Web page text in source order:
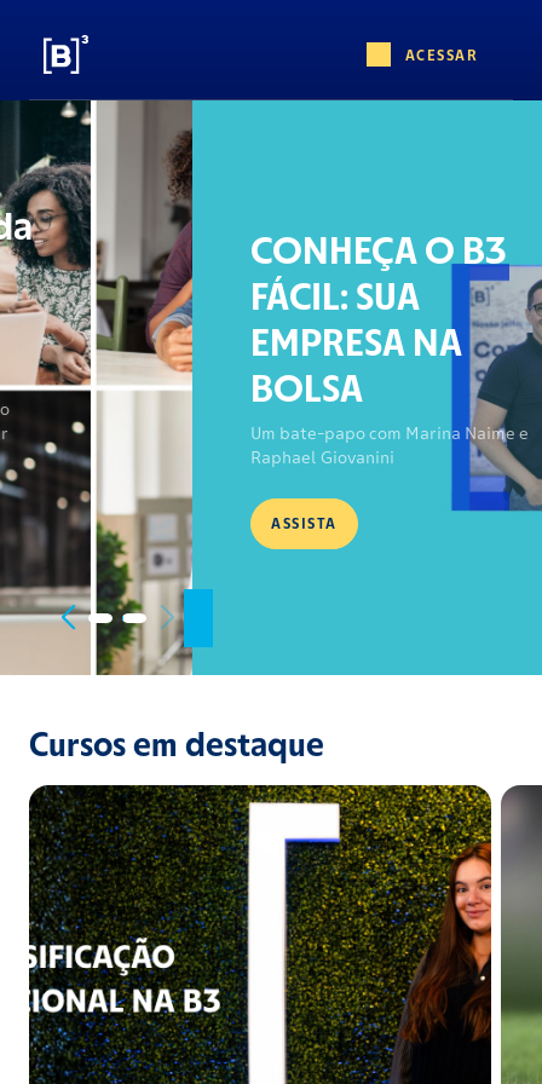
ACESSAR
CONHEÇA O B3
FÁCIL: SUA
EMPRESA NA
BOLSA
Um bate-papo com Marina Naime e
Raphael Giovanini
ASSISTA
Cursos em destaque